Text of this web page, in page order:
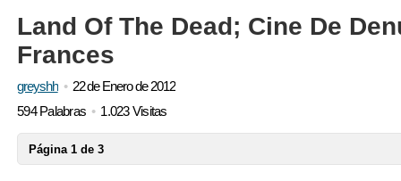
Registrarse
Iniciar sesión
Land Of The Dead; Cine De
Frances
greyshh
22 de Enero de 2012
594 Palabras
1.023 Visitas
Página 1 de 3